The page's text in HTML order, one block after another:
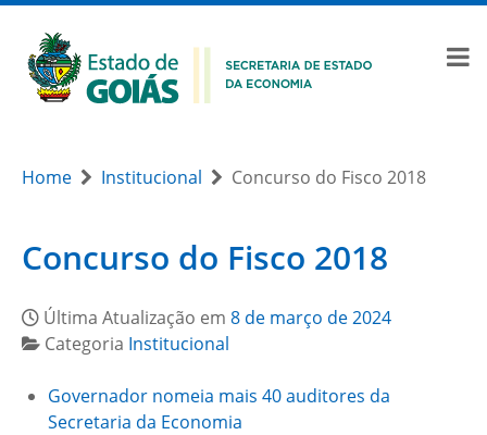
Home Institucional Concurso do Fisco 2018
Concurso do Fisco 2018
Última Atualização em 8 de março de 2024
Categoria Institucional
Governador nomeia mais 40 auditores da
Secretaria da Economia